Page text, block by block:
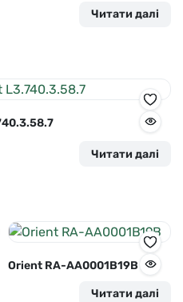
Читати далі
Читати далі
Orient RA-AA0001B19B
Читати далі